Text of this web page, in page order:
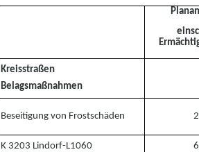
Ermäch
Kreisstraßen
Belagsmaßnahmen
Beseitigung von Frostschäden
K 3203 Lindorf-L1060